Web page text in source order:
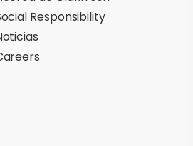
Responsibility